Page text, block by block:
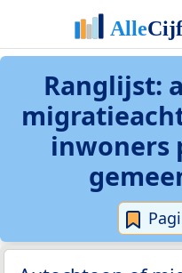
Ranglijst:
inwoners